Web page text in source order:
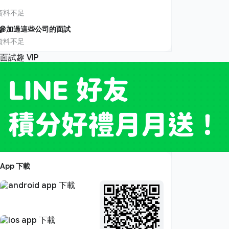
料不足
加過這些公司的面試
料不足
App 下載